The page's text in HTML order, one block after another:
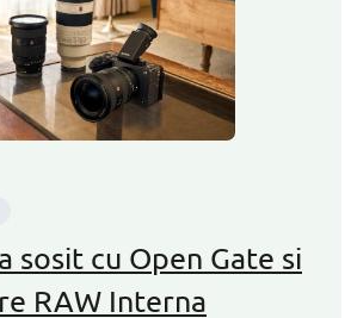
sosit cu Open Gate si
RAW Interna